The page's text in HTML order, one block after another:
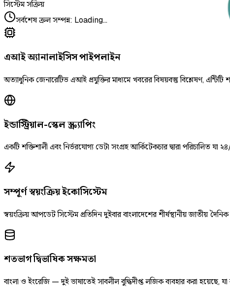
সিস্টেম সক্রিয়
সর্বশেষ ক্রল সম্পন্ন: Loading...
এআই অ্যানালাইসিস পাইপলাইন
অত্যাধুনিক জেনারেটিভ এআই প্রযুক্তির মাধ্যমে খবরের বিষয়বস্তু বিশ্লেষণ, এন্টিটি
ইন্ডাস্ট্রিয়াল-স্কেল স্ক্র্যাপিং
একটি শক্তিশালী এবং নির্ভরযোগ্য ডেটা সংগ্রহ আর্কিটেকচার দ্বারা পরিচালিত যা
সম্পূর্ণ স্বয়ংক্রিয় ইকোসিস্টেম
স্বয়ংক্রিয় আপডেট সিস্টেম প্রতিদিন দুইবার বাংলাদেশের শীর্ষস্থানীয় জাতীয়
শতভাগ দ্বিভাষিক সক্ষমতা
বাংলা ও ইংরেজি — দুই ভাষাতেই সাবলীল বুদ্ধিদীপ্ত লজিক ব্যবহার করা